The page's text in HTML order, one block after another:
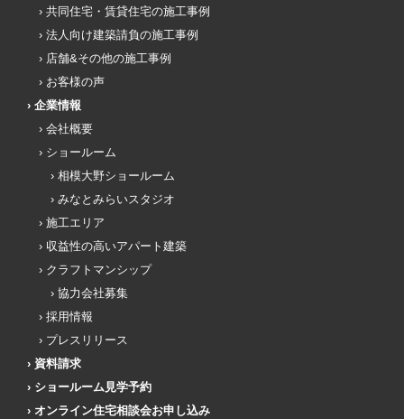
共同住宅・賃貸住宅の施工事例
法人向け建築請負の施工事例
店舗&その他の施工事例
お客様の声
企業情報
会社概要
ショールーム
相模大野ショールーム
みなとみらいスタジオ
施工エリア
収益性の高いアパート建築
クラフトマンシップ
協力会社募集
採用情報
プレスリリース
資料請求
ショールーム見学予約
オンライン住宅相談会お申し込み